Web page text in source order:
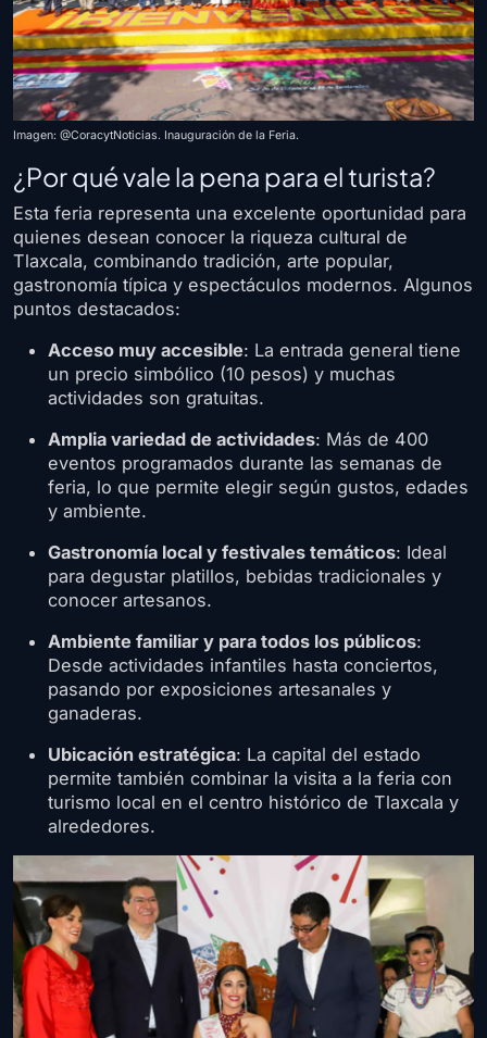
Imagen: @CoracytNoticias. Inauguración de la Feria.
¿Por qué vale la pena para el turista?
Esta feria representa una excelente oportunidad para
quienes desean conocer la riqueza cultural de
Tlaxcala, combinando tradición, arte popular,
gastronomía típica y espectáculos modernos. Algunos
puntos destacados:
Acceso muy accesible: La entrada general tiene
un precio simbólico (10 pesos) y muchas
actividades son gratuitas.
Amplia variedad de actividades: Más de 400
eventos programados durante las semanas de
feria, lo que permite elegir según gustos, edades
y ambiente.
Gastronomía local y festivales temáticos: Ideal
para degustar platillos, bebidas tradicionales y
conocer artesanos.
Ambiente familiar y para todos los públicos:
Desde actividades infantiles hasta conciertos,
pasando por exposiciones artesanales y
ganaderas.
Ubicación estratégica: La capital del estado
permite también combinar la visita a la feria con
turismo local en el centro histórico de Tlaxcala y
alrededores.